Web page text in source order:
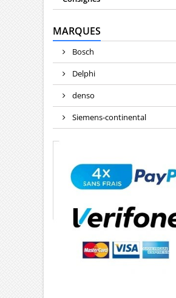
MARQUES
Bosch
Delphi
denso
Siemens-continental